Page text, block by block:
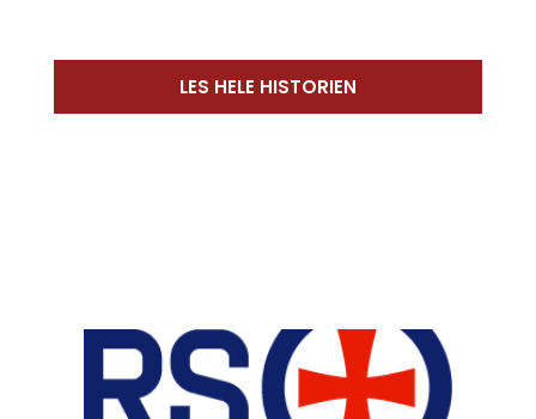
LES HELE HISTORIEN